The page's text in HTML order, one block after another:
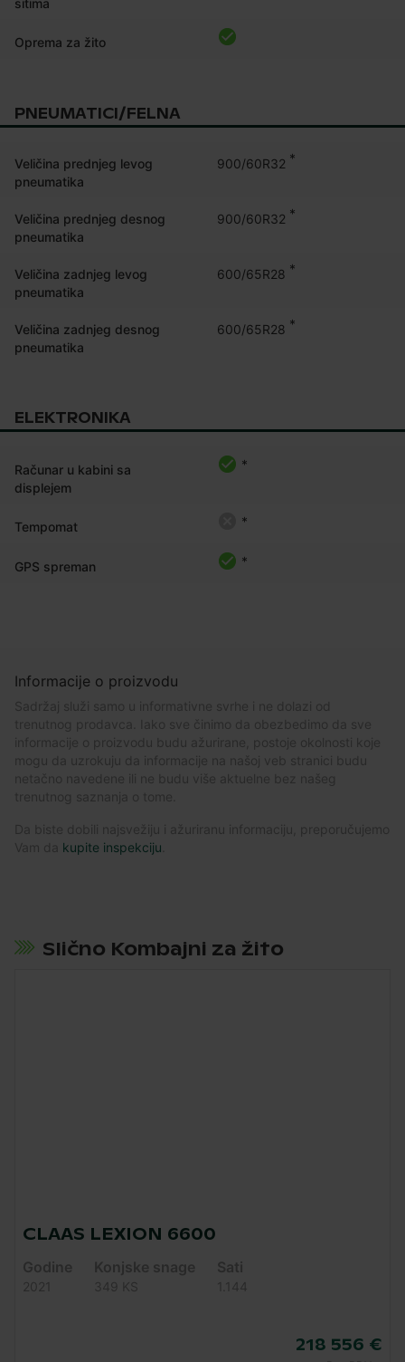
sitima
Oprema za žito
PNEUMATICI/FELNA
Veličina prednjeg levog
pneumatika
900/60R32 *
Veličina prednjeg desnog
pneumatika
900/60R32 *
Veličina zadnjeg levog
pneumatika
600/65R28 *
Veličina zadnjeg desnog
pneumatika
600/65R28 *
ELEKTRONIKA
Računar u kabini sa
displejem
*
Tempomat *
GPS spreman *
Informacije o proizvodu
Sadržaj služi samo u informativne svrhe i ne dolazi od
trenutnog prodavca. Iako sve činimo da obezbedimo da sve
informacije o proizvodu budu ažurirane, postoje okolnosti koje
mogu da uzrokuju da informacije na našoj veb stranici budu
netačno navedene ili ne budu više aktuelne bez našeg
trenutnog saznanja o tome.
Da biste dobili najsvežiju i ažuriranu informaciju, preporučujemo
Vam da kupite inspekciju
Slično Kombajni za žito
CLAAS LEXION 6600
Godine
2021
Konjske snage
349 KS
Sati
1.144
218 556 €